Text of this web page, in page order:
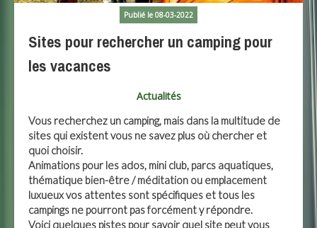
Publié le 08-03-2022
Sites pour rechercher un camping pour
les vacances
Actualités
Vous recherchez un camping, mais dans la multitude de
sites qui existent vous ne savez plus où chercher et
quoi choisir.
Animations pour les ados, mini club, parcs aquatiques,
thématique bien-être / méditation ou emplacement
luxueux vos attentes sont spécifiques et tous les
campings ne pourront pas forcément y répondre.
Voici quelques pistes pour savoir quel site peut vous